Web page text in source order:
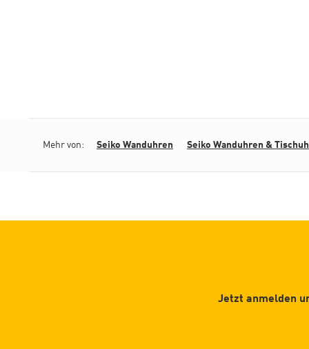
Mehr von: Seiko Wanduhren Seiko Wanduhren &
Jetzt anmelden